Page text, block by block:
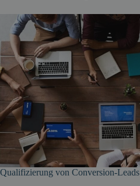
Qualifizierung von Conversion-Leads